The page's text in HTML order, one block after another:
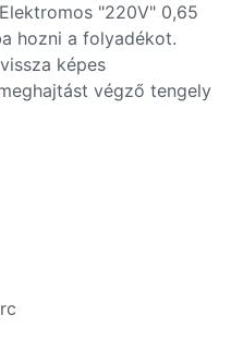
"220V" 0,65
hozni a folyadékot.
képes
végző tengely